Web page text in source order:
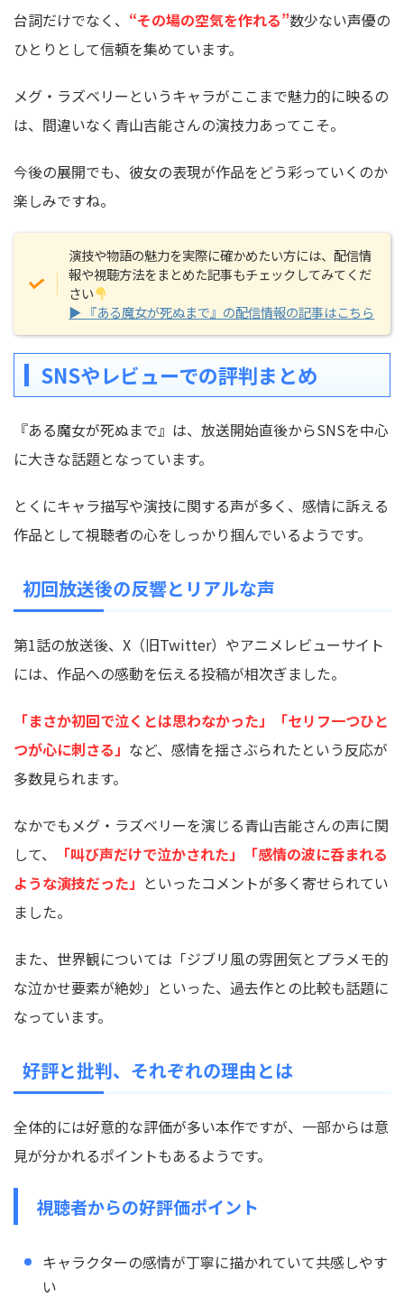
台詞だけでなく、 “その場の空気を作れる”数少ない声優の
ひとりとして信頼を集めています。
メグ・ラズベリーというキャラがここまで魅力的に映るの
は、間違いなく青山吉能さんの演技力あってこそ。
今後の展開でも、彼女の表現が作品をどう彩っていくのか
楽しみですね。
演技や物語の魅力を実際に確かめたい方には、配信情
報や視聴方法をまとめた記事もチェックしてみてくだ
さい
▶ 『ある魔女が死ぬまで』の配信情報の記事はこちら
SNSやレビューでの評判まとめ
『ある魔女が死ぬまで』は、放送開始直後からSNSを中心
に大きな話題となっています。
とくにキャラ描写や演技に関する声が多く、感情に訴える
作品として視聴者の心をしっかり掴んでいるようです。
初回放送後の反響とリアルな声
第1話の放送後、X（旧Twitter）やアニメレビューサイト
には、作品への感動を伝える投稿が相次ぎました。
「まさか初回で泣くとは思わなかった」「セリフ一つひと
つが心に刺さる」 など、感情を揺さぶられたという反応が
多数見られます。
なかでもメグ・ラズベリーを演じる青山吉能さんの声に関
して、
「叫び声だけで泣かされた」「感情の波に呑まれる
ような演技だった」 といったコメントが多く寄せられてい
ました。
また、世界観については「ジブリ風の雰囲気とプラメモ的
な泣かせ要素が絶妙」といった、過去作との比較も話題に
なっています。
好評と批判、それぞれの理由とは
全体的には好意的な評価が多い本作ですが、一部からは意
見が分かれるポイントもあるようです。
視聴者からの好評価ポイント
キャラクターの感情が丁寧に描かれていて共感しやす
い